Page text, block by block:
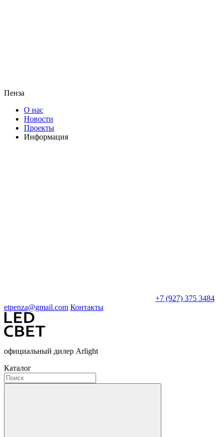
Пенза
О нас
Новости
Проекты
Информация
+7 (927) 375 3484
etpenza@gmail.com Контакты
официальный дилер Arlight
Каталог